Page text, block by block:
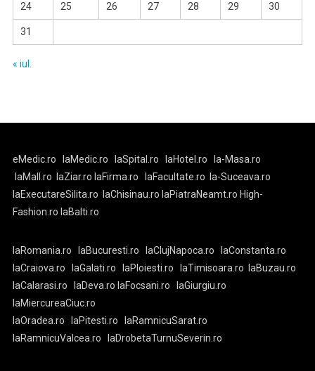
24 25 26 27 28 29 30
31
« iul.
eMedic.ro laMedic.ro laSpital.ro laHotel.ro
la-Masa.ro
laMall.ro
laZiar.ro laFirma.ro laFacultate.ro
la-Suceava.ro
laExecutareSilita.ro
laChisinau.ro laPiatraNeamt.ro High-
Fashion.ro laBalti.ro
laRomania.ro laBucuresti.ro laClujNapoca.ro
laConstanta.ro
laCraiova.ro
laGalati.ro laPloiesti.ro laTimisoara.ro
laBuzau.ro
laCalarasi.ro
laDeva.ro laFocsani.ro
laGiurgiu.ro
laMiercureaCiuc.ro
laOradea.ro
laPitesti.ro
laRamnicuSarat.ro
laRamnicuValcea.ro
laDrobetaTurnuSeverin.ro